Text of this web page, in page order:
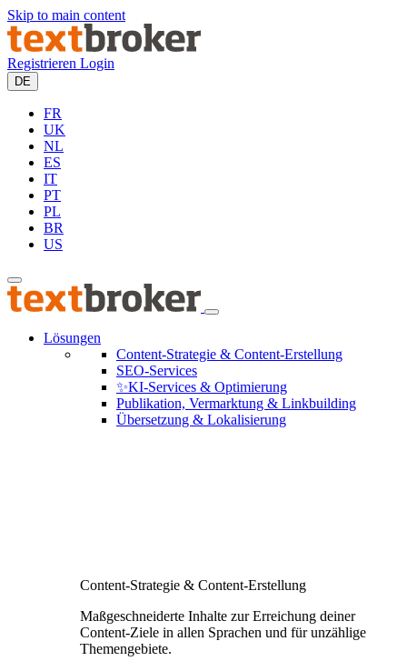
Skip to main content
Registrieren Login
DE
FR
UK
NL
ES
IT
PT
PL
BR
US
Lösungen
Content-Strategie & Content-Erstellung
SEO-Services
✨KI-Services & Optimierung
Publikation, Vermarktung & Linkbuilding
Übersetzung & Lokalisierung
Content-Strategie & Content-Erstellung
Maßgeschneiderte Inhalte zur Erreichung deiner
Content-Ziele in allen Sprachen und für unzählige
Themengebiete.